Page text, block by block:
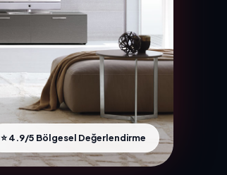
⭐ 4.9/5 Bölgesel Değerlendirme